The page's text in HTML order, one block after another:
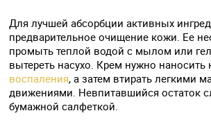
Для лучшей абсорбции активных
предварительное очищение кожи. Ее
промыть теплой водой с мылом или
вытереть насухо. Крем нужно наносить
воспаления, а затем втирать легкими
движениями. Невпитавшийся остаток
бумажной салфеткой.